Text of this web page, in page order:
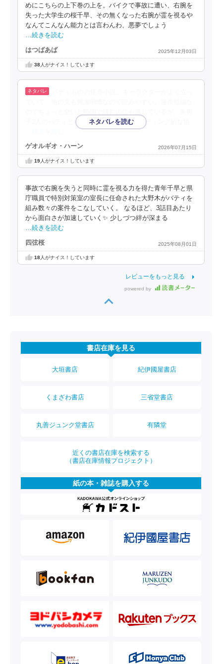
めにこちらの上下巻の上を。バイクで事故に遭い、右腕を
失った大学生の桜千早、その無くなった右腕が霊を視るや
なんてこんなん能力とは言わんわ、悪夢でしょう
…続きを読む
はつばあば 2025年12月03日
38人がナイス！しています
子2人のバディということもあってマーケティング的な狙
ゲオルギオ・ハーン 2026年07月15日
19人がナイス！しています
事故で右腕を失うと同時に霊を視る力を得た青年千早と県
庁職員で特別対策室の室長に任命された大野木がバティを
組み数々の案件をこなしていく。 なるほど、3話目あたり
から面白さが加速していく✨ 少しづつ絆が深まる
…続きを読む
四弦桜 2025年08月01日
18人がナイス！しています
レビューをもっと見る
powered by
書店在庫を見る
大垣書店 紀伊國屋書店
くまざわ書店 三省堂書店
丸善ジュンク堂書店 有隣堂
近くの書店在庫を検索する
（書店在庫情報プロジェクト）
紙の本・雑誌を購入する